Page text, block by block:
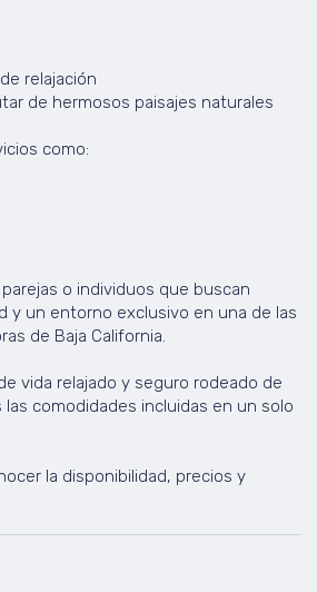
relajación
de hermosos paisajes naturales
como:
o individuos que buscan
y un entorno exclusivo en una de las
de Baja California.
vida relajado y seguro rodeado de
comodidades incluidas en un solo
la disponibilidad, precios y